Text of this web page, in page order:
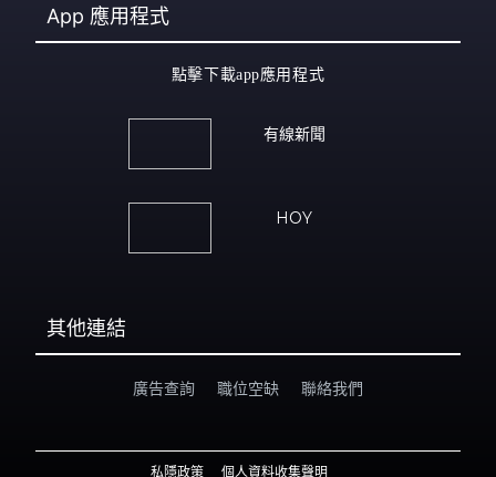
App 應用程式
點擊下載app應用程式
有線新聞
HOY
其他連結
廣告查詢 職位空缺 聯絡我們
私隱政策 個人資料收集聲明